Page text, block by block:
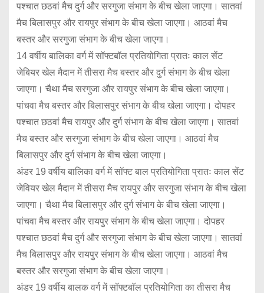
पश्चात छठवां मैच दुर्ग और सरगुजा संभाग के बीच खेला जाएगा। सातवां
मैच बिलासपुर और रायपुर संभाग के बीच खेला जाएगा। आठवां मैच
बस्तर और सरगुजा संभाग के बीच खेला जाएगा।
14 वर्षीय बालिका वर्ग में सॉफ्टबॉल प्रतियोगिता प्रातः काल सेंट
जेबियर खेल मैदान में तीसरा मैच बस्तर और दुर्ग संभाग के बीच खेला
जाएगा। चैथा मैच सरगुजा और रायपुर संभाग के बीच खेला जाएगा।
पांचवा मैच बस्तर और बिलासपुर संभाग के बीच खेला जाएगा। दोपहर
पश्चात छठवां मैच रायपुर और दुर्ग संभाग के बीच खेला जाएगा। सातवां
मैच बस्तर और सरगुजा संभाग के बीच खेला जाएगा। आठवां मैच
बिलासपुर और दुर्ग संभाग के बीच खेला जाएगा।
अंडर 19 वर्षीय बालिका वर्ग में सॉफ्ट बाल प्रतियोगिता प्रातः काल सेंट
जेवियर खेल मैदान में तीसरा मैच रायपुर और सरगुजा संभाग के बीच खेला
जाएगा। चैथा मैच बिलासपुर और दुर्ग संभाग के बीच खेला जाएगा।
पांचवा मैच बस्तर और रायपुर संभाग के बीच खेला जाएगा। दोपहर
पश्चात छठवां मैच दुर्ग और सरगुजा संभाग के बीच खेला जाएगा। सातवां
मैच बिलासपुर और रायपुर संभाग के बीच खेला जाएगा। आठवां मैच
बस्तर और सरगुजा संभाग के बीच खेला जाएगा।
अंडर 19 वर्षीय बालक वर्ग में सॉफ्टबाॅल प्रतियोगिता का तीसरा मैच